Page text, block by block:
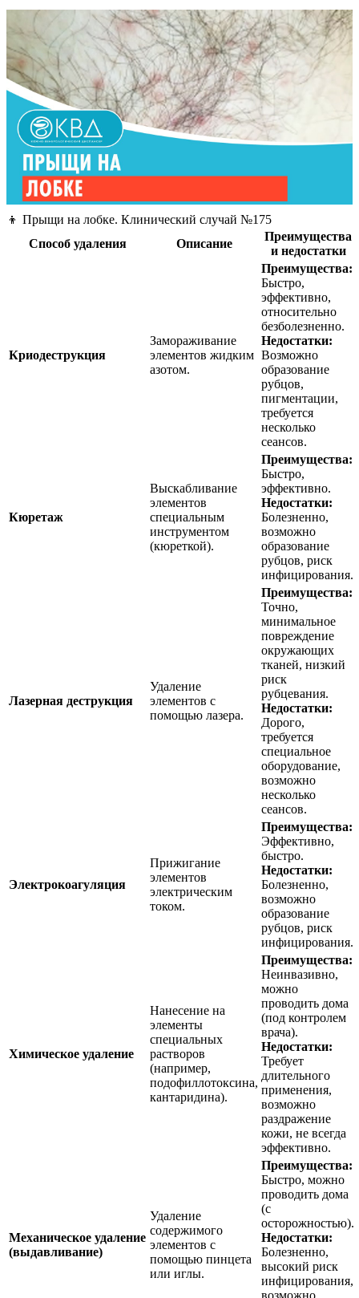
👦 Прыщи на лобке. Клинический случай №175
Способ удаления
Описание
Преимущества
и недостатки
Криодеструкция
Замораживание
элементов жидким
азотом.
Преимущества:
Быстро,
эффективно,
относительно
безболезненно.
Недостатки:
Возможно
образование
рубцов,
пигментации,
требуется
несколько
сеансов.
Кюретаж
Выскабливание
элементов
специальным
инструментом
(кюреткой).
Преимущества:
Быстро,
эффективно.
Недостатки:
Болезненно,
возможно
образование
рубцов, риск
инфицирования.
Лазерная деструкция
Удаление
элементов с
помощью лазера.
Преимущества:
Точно,
минимальное
повреждение
окружающих
тканей, низкий
риск
рубцевания.
Недостатки:
Дорого,
требуется
специальное
оборудование,
возможно
несколько
сеансов.
Электрокоагуляция
Прижигание
элементов
электрическим
током.
Преимущества:
Эффективно,
быстро.
Недостатки:
Болезненно,
возможно
образование
рубцов, риск
инфицирования.
Химическое удаление
Нанесение на
элементы
специальных
растворов
(например,
подофиллотоксина,
кантаридина).
Преимущества:
Неинвазивно,
можно
проводить дома
(под контролем
врача).
Недостатки:
Требует
длительного
применения,
возможно
раздражение
кожи, не всегда
эффективно.
Механическое удаление
(выдавливание)
Удаление
содержимого
элементов с
помощью пинцета
или иглы.
Преимущества:
Быстро, можно
проводить дома
(с
осторожностью).
Недостатки:
Болезненно,
высокий риск
инфицирования,
возможно